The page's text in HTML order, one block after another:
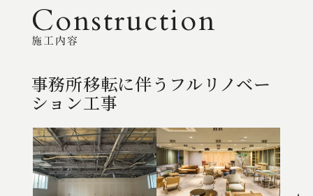
Construction
施工内容
事務所移転に伴うフルリノベー
ション工事
事務所移転に伴うフルリノベー
ション工事
事務所移転に伴うフルリノベー
ション工事